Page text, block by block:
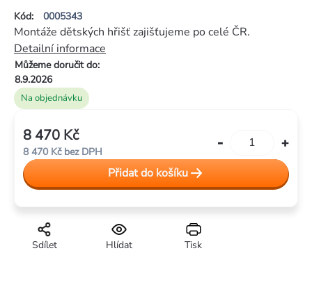
Kód: 0005343
hodnocení
produktu
je
0,0
z
5
hvězdiček.
Na objednávku
Můžeme doručit do:
8.9.2026
Montáže dětských hřišť zajišťujeme po celé ČR.
Detailní informace
Tisk
Hlídat
Sdílet
8 470 Kč
8 470 Kč bez DPH
cena:
Přidat do košíku